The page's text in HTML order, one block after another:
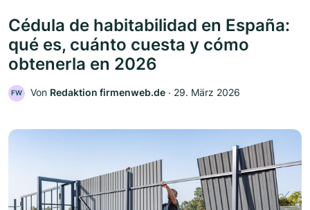
Cédula de habitabilidad en España:
qué es, cuánto cuesta y cómo
obtenerla en 2026
FW Von Redaktion firmenweb.de ‧ 29. März 2026